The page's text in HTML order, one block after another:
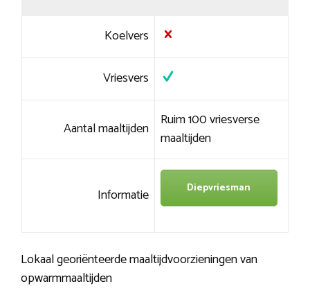
Koelvers
Vriesvers
Aantal maaltijden Ruim 100 vriesverse
maaltijden
Informatie Diepvriesman
Lokaal georiënteerde maaltijdvoorzieningen van
opwarmmaaltijden